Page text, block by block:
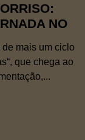
NO
mais um ciclo
que chega ao